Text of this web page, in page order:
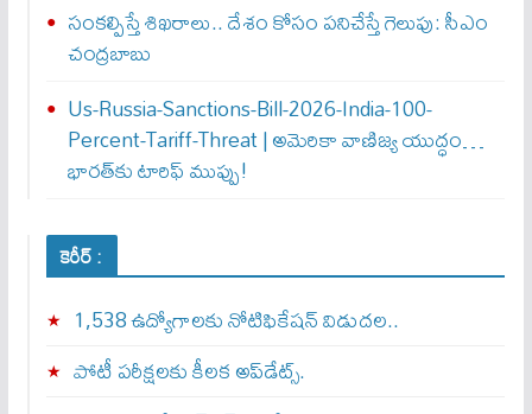
సంకల్పిస్తే శిఖరాలు.. దేశం కోసం పనిచేస్తే గెలుపు: సీఎం
చంద్రబాబు
Us-Russia-Sanctions-Bill-2026-India-100-
Percent-Tariff-Threat | అమెరికా వాణిజ్య యుద్ధం…
భారత్‌కు టారిఫ్ ముప్పు!
కెరీర్ :
1,538 ఉద్యోగాలకు నోటిఫికేషన్ విడుదల..
పోటీ పరీక్షలకు కీలక అప్‌డేట్స్.